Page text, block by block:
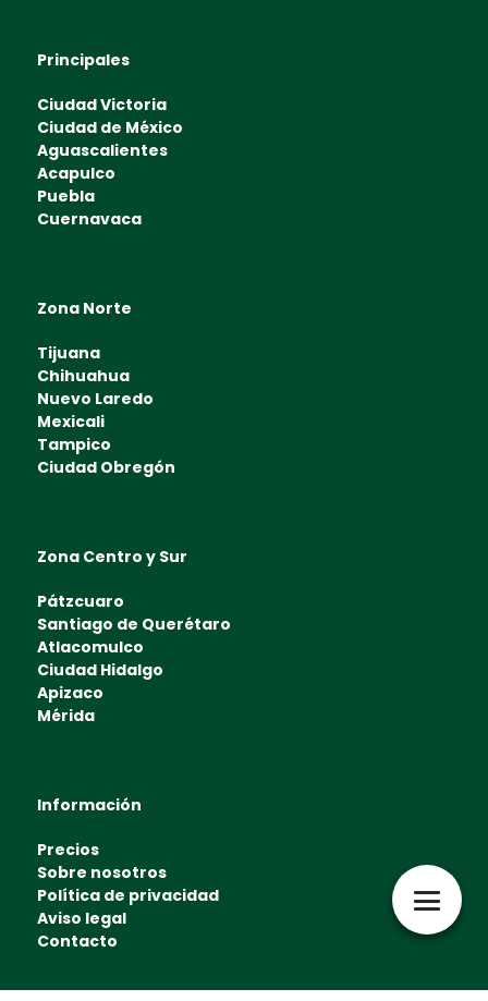
Principales
Ciudad Victoria
Ciudad de México
Aguascalientes
Acapulco
Puebla
Cuernavaca
Zona Norte
Tijuana
Chihuahua
Nuevo Laredo
Mexicali
Tampico
Ciudad Obregón
Zona Centro y Sur
Pátzcuaro
Santiago de Querétaro
Atlacomulco
Ciudad Hidalgo
Apizaco
Mérida
Información
Precios
Sobre nosotros
Política de privacidad
Aviso legal
Contacto